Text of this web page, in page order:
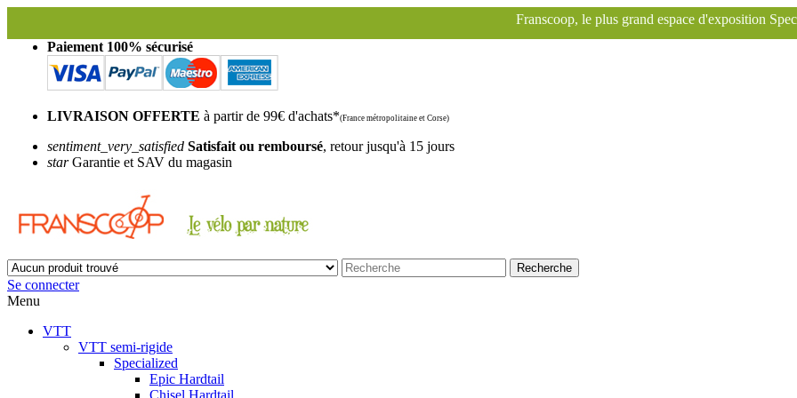
Franscoop, le plus grand espace d'exposition Specialized à Paris
Paiement 100% sécurisé
LIVRAISON OFFERTE à partir de 99€ d'achats*(France métropolitaine et Corse)
sentiment_very_satisfied Satisfait ou remboursé, retour jusqu'à 15 jours
starGarantie et SAV du magasin
Recherche
Se connecter
Menu
VTT
VTT semi-rigide
Specialized
Epic Hardtail
Chisel Hardtail